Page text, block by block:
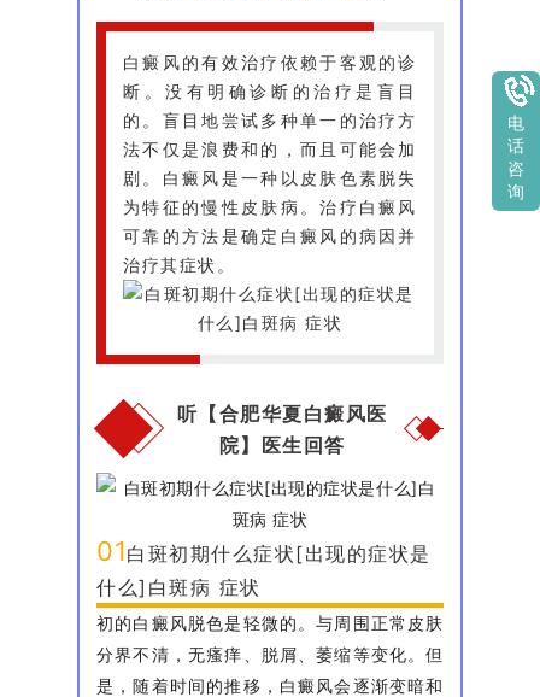
白癜风的有效治疗依赖于客观的诊
断。没有明确诊断的治疗是盲目
的。盲目地尝试多种单一的治疗方
法不仅是浪费和的，而且可能会加
剧。白癜风是一种以皮肤色素脱失
为特征的慢性皮肤病。治疗白癜风
可靠的方法是确定白癜风的病因并
治疗其症状。
听【合肥华夏白癜风医
院】医生回答
01白斑初期什么症状[出现的症状是
什么]白斑病 症状
初的白癜风脱色是轻微的。与周围正常皮肤
分界不清，无瘙痒、脱屑、萎缩等变化。但
是，随着时间的推移，白癜风会逐渐变暗和
电
话
咨
询